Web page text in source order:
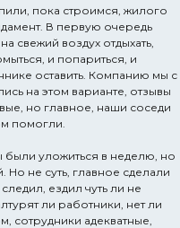
пока строимся, жилого
В первую очередь
свежий воздух отдыхать,
и попариться, и
оставить. Компанию мы с
на этом варианте, отзывы
но главное, наши соседи
помогли.
были уложиться в неделю, но
Но не суть, главное сделали
ездил чуть ли не
ли работники, нет ли
сотрудники адекватные,